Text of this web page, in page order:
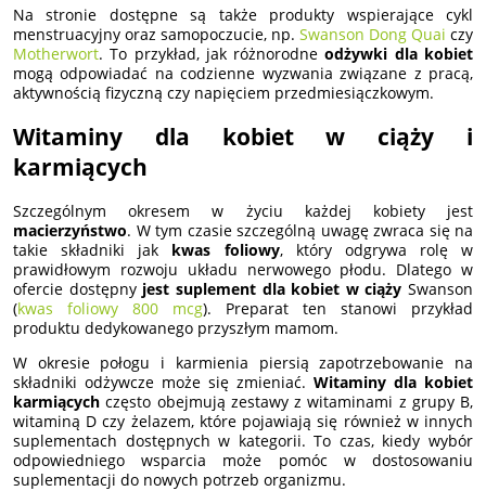
Na stronie dostępne są także produkty wspierające cykl
menstruacyjny oraz samopoczucie, np. Swanson Dong Quai czy
Motherwort. To przykład, jak różnorodneodżywki dla kobiet
mogą odpowiadać na codzienne wyzwania związane z pracą,
aktywnością fizyczną czy napięciem przedmiesiączkowym.
Witaminy dla kobiet w ciąży i
karmiących
Szczególnym okresem w życiu każdej kobiety jest
macierzyństwo. W tym czasie szczególną uwagę zwraca się na
takie składniki jak kwas foliowy, który odgrywa rolę w
prawidłowym rozwoju układu nerwowego płodu. Dlatego w
ofercie dostępny jest suplement dla kobiet w ciąży Swanson
(kwas foliowy 800 mcg). Preparat ten stanowi przykład
produktu dedykowanego przyszłym mamom.
W okresie połogu i karmienia piersią zapotrzebowanie na
składniki odżywcze może się zmieniać. Witaminy dla kobiet
karmiących często obejmują zestawy z witaminami z grupy B,
witaminą D czy żelazem, które pojawiają się również w innych
suplementach dostępnych w kategorii. To czas, kiedy wybór
odpowiedniego wsparcia może pomóc w dostosowaniu
suplementacji do nowych potrzeb organizmu.